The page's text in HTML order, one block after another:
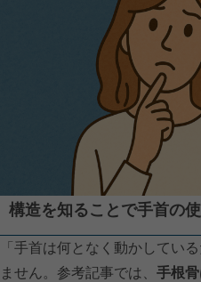
構造を知ることで手首の
「手首は何となく動かしてい
ません。参考記事では、 手根